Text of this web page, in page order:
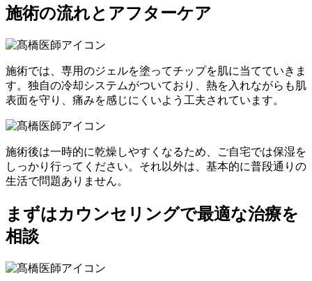
施術の流れとアフターケア
施術では、専用のジェルを塗ってチップを肌に当てていきま
す。独自の冷却システムがついており、熱を入れながらも肌
表面を守り、痛みを感じにくいよう工夫されています。
施術後は一時的に乾燥しやすくなるため、ご自宅では保湿を
しっかり行ってください。それ以外は、基本的に普段通りの
生活で問題ありません。
まずはカウンセリングで最適な治療を
相談